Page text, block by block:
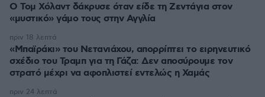
Ο Τομ Χόλαντ δάκρυσε όταν είδε τη Ζεντάγια στον
«μυστικό» γάμο τους στην Αγγλία
«Μπαϊράκι» του Νετανιάχου, απορρίπτει το ειρηνευτικό
σχέδιο του Τραμπ για τη Γάζα: Δεν αποσύρουμε τον
στρατό μέχρι να αφοπλιστεί εντελώς η Χαμάς
πριν 18 λεπτά
πριν 24 λεπτά